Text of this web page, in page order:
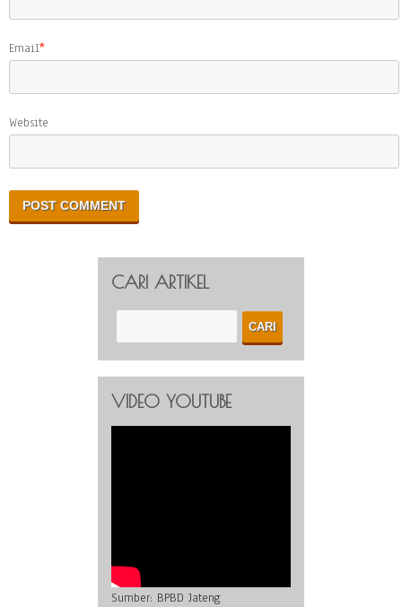
Email*
Website
CARI ARTIKEL
VIDEO YOUTUBE
Sumber: BPBD Jateng